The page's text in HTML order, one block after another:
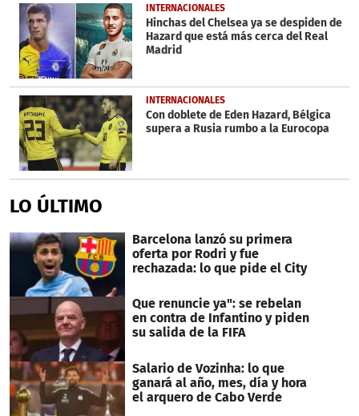
INTERNACIONALES
Hinchas del Chelsea ya se despiden de
Hazard que está más cerca del Real
Madrid
INTERNACIONALES
Con doblete de Eden Hazard, Bélgica
supera a Rusia rumbo a la Eurocopa
LO ÚLTIMO
Barcelona lanzó su primera
oferta por Rodri y fue
rechazada: lo que pide el City
Que renuncie ya": se rebelan
en contra de Infantino y piden
su salida de la FIFA
Salario de Vozinha: lo que
ganará al año, mes, día y hora
el arquero de Cabo Verde